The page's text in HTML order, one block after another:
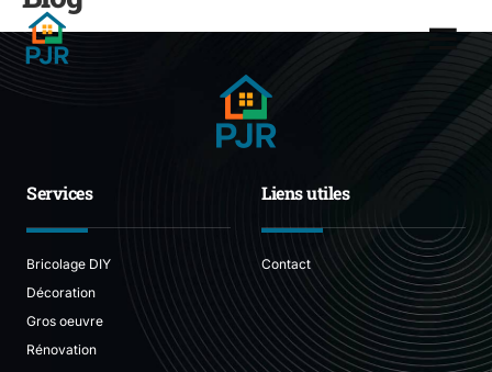
Services
Bricolage DIY
Décoration
Gros oeuvre
Rénovation
Liens utiles
Contact